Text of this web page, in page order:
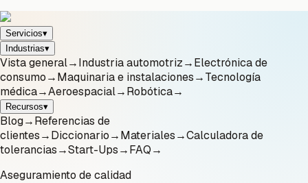
Servicios▾
Industrias▾
Vista general→Industria automotriz→Electrónica de
consumo→Maquinaria e instalaciones→Tecnología
médica→Aeroespacial→Robótica→
Recursos▾
Blog→Referencias de
clientes→Diccionario→Materiales→Calculadora de
tolerancias→Start-Ups→FAQ→
Aseguramiento de calidad